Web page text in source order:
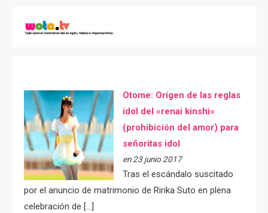
Otome: Orígen de las reglas
idol del «renai kinshi»
(prohibición del amor) para
señoritas idol
en 23 junio 2017
Tras el escándalo suscitado
por el anuncio de matrimonio de Ririka Suto en plena
celebración de […]